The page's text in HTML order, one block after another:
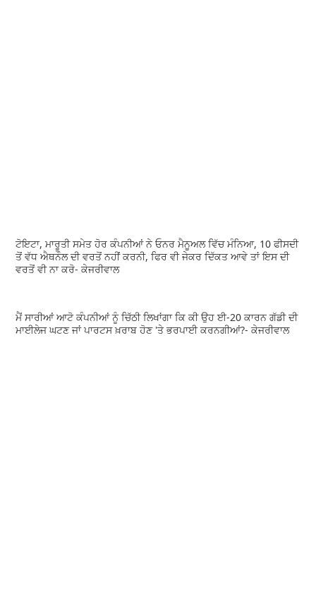
ਟੋਇਟਾ, ਮਾਰੂਤੀ ਸਮੇਤ ਹੋਰ ਕੰਪਨੀਆਂ ਨੇ ਓਨਰ ਮੈਨੂਅਲ ਵਿੱਚ ਮੰਨਿਆ, 10 ਫੀਸਦੀ
ਤੋਂ ਵੱਧ ਐਥਨੌਲ ਦੀ ਵਰਤੋਂ ਨਹੀਂ ਕਰਨੀ, ਫਿਰ ਵੀ ਜੇਕਰ ਦਿੱਕਤ ਆਵੇ ਤਾਂ ਇਸ ਦੀ
ਵਰਤੋਂ ਵੀ ਨਾ ਕਰੋ- ਕੇਜਰੀਵਾਲ
ਮੈਂ ਸਾਰੀਆਂ ਆਟੋ ਕੰਪਨੀਆਂ ਨੂੰ ਚਿੱਠੀ ਲਿਖਾਂਗਾ ਕਿ ਕੀ ਉਹ ਈ-20 ਕਾਰਨ ਗੱਡੀ ਦੀ
ਮਾਈਲੇਜ ਘਟਣ ਜਾਂ ਪਾਰਟਸ ਖ਼ਰਾਬ ਹੋਣ 'ਤੇ ਭਰਪਾਈ ਕਰਨਗੀਆਂ?- ਕੇਜਰੀਵਾਲ